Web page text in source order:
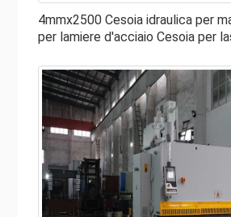
In genere, il portalama ausiliario
lavoro permette di regolare in modo
può aumentare l'efficienza lavorativa
funzione di taglio della partizione.
Le cesoie idrauliche in vendita non
manutenzione come i modelli
convenienti.
Le cesoie idrauliche sono
4mmx2500 Cesoia idraulica per
per lamiere d'acciaio Cesoia per